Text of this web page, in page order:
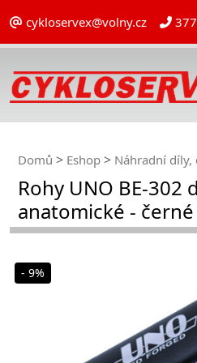
cykloservex@volny.cz
Domů Eshop Náhradní díly,
Rohy UNO BE-302
anatomické - černé
- 9%